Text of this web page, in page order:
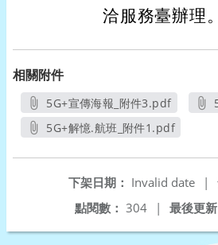
洽服務臺辦理。
相關附件
5G+宣傳海報_附件3.pdf
另開新視窗
5G+解憶.航班_附件1.pdf
下架日期： Invalid date
|
最後更新
點閱數： 304 |